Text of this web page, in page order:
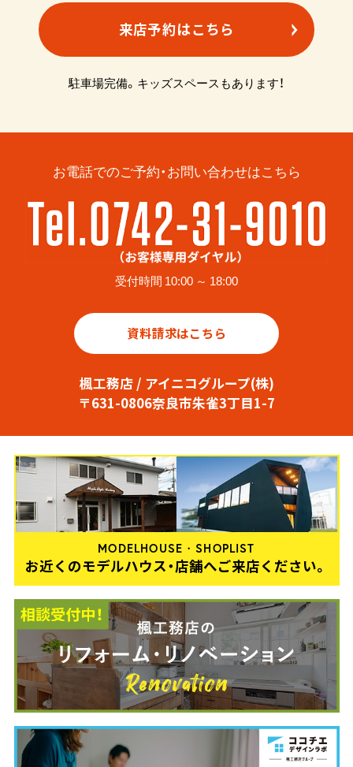
来店予約はこちら
駐車場完備。キッズスペースもあります！
お電話でのご予約・お問い合わせはこちら
受付時間 10:00 ～ 18:00
資料請求はこちら
楓工務店 / アイニコグループ(株)
〒631-0806奈良市朱雀3丁目1-7
MODELHOUSE・SHOPLIST
お近くのモデルハウス・店舗へご来店ください。